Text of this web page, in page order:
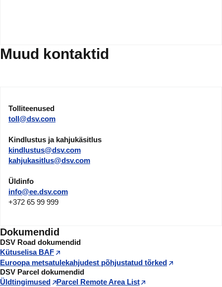
Muud kontaktid
Tolliteenused
toll@dsv.com
Kindlustus ja kahjukäsitlus
kindlustus@dsv.com
kahjukasitlus@dsv.com
Üldinfo
info@ee.dsv.com
+372 65 99 999
Dokumendid
DSV Road dokumendid
Kütuselisa BAF
Euroopa metsatulekahjudest põhjustatud tõrked
DSV Parcel dokumendid
Üldtingimused
Parcel Remote Area List